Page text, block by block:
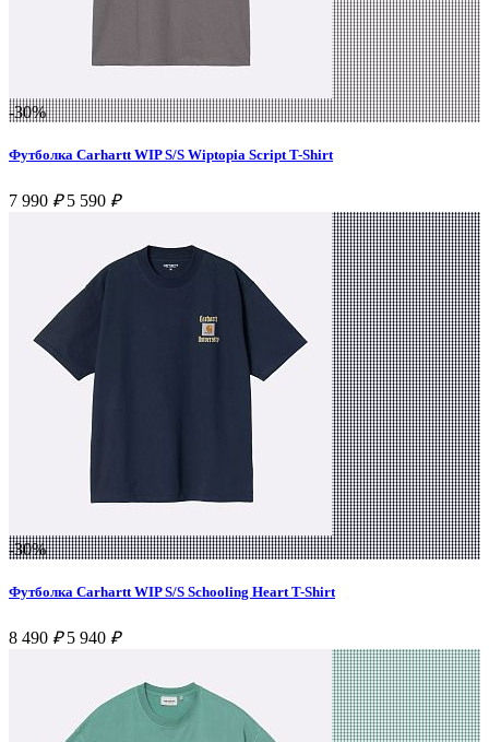
-30%
Футболка Carhartt WIP S/S Wiptopia Script T-Shirt
7 990 ₽ 5 590 ₽
-30%
Футболка Carhartt WIP S/S Schooling Heart T-Shirt
8 490 ₽ 5 940 ₽